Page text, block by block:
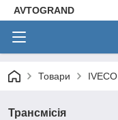
AVTOGRAND
Товари IVECO
Трансмісія